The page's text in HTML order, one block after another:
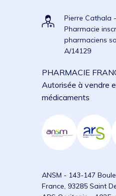
Pierre Cathala
Pharmacie
pharmaciens
A/14129
PHARMACIE
Autorisée à vendre
médicaments
ANSM - 143-147
France, 93285 Saint